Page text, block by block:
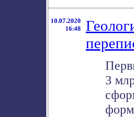
10.07.2020
16:48
3